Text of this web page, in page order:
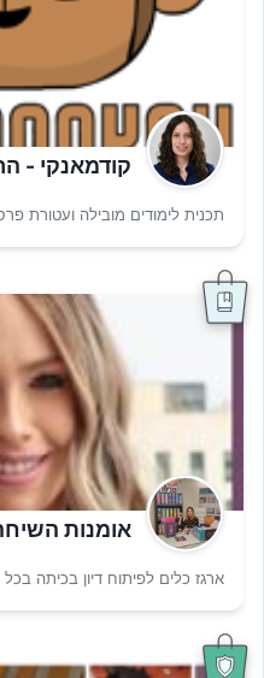
קודמאנקי -
תכנית לימודים מובילה ועטורת
אומנות
ארגז כלים לפיתוח דיון בכיתה